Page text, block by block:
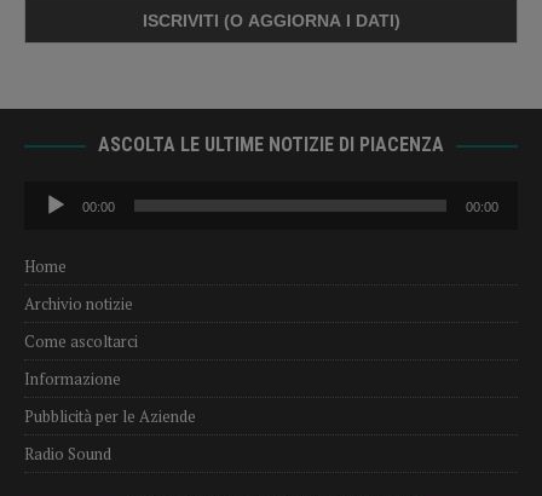
ASCOLTA LE ULTIME NOTIZIE DI PIACENZA
Audio
Player
00:00 00:00
Home
Archivio notizie
Come ascoltarci
Informazione
Pubblicità per le Aziende
Radio Sound